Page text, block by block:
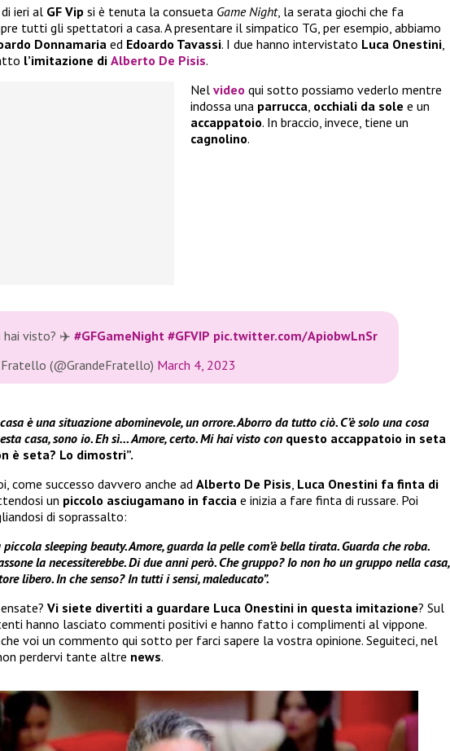
ieri al GF Vip si è tenuta la consueta Game Night, la serata giochi che fa
tutti gli spettatori a casa. A presentare il simpatico TG, per esempio, abbiamo
Donnamaria ed Edoardo Tavassi. I due hanno intervistato Luca Onestini,
l’imitazione di Alberto De Pisis.
Nel video qui sotto possiamo vederlo mentre
indossa una parrucca, occhiali da sole e un
accappatoio. In braccio, invece, tiene un
cagnolino.
hai visto? ✈️ #GFGameNight #GFVIP pic.twitter.com/ApiobwLnSr
(@GrandeFratello) March 4, 2023
è una situazione abominevole, un orrore. Aborro da tutto ciò. C’è solo una cosa
casa, sono io. Eh sì… Amore, certo. Mi hai visto con questo accappatoio in seta
è seta? Lo dimostri”.
come successo davvero anche ad Alberto De Pisis Luca Onestini fa finta di
un piccolo asciugamano in faccia e inizia a fare finta di russare. Poi
di soprassalto:
sleeping beauty. Amore, guarda la pelle com’è bella tirata. Guarda che roba.
la necessiterebbe. Di due anni però. Che gruppo? Io non ho un gruppo nella casa,
libero. In che senso? In tutti i sensi, maleducato”.
Vi siete divertiti a guardare Luca Onestini in questa imitazione? Sul
hanno lasciato commenti positivi e hanno fatto i complimenti al vippone.
voi un commento qui sotto per farci sapere la vostra opinione. Seguiteci, nel
perdervi tante altre news.